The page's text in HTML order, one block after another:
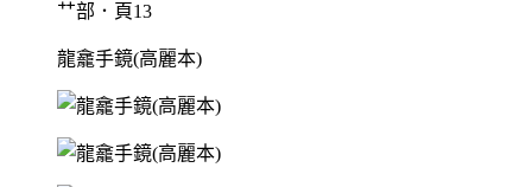
艹部．頁13
龍龕手鏡(高麗本)